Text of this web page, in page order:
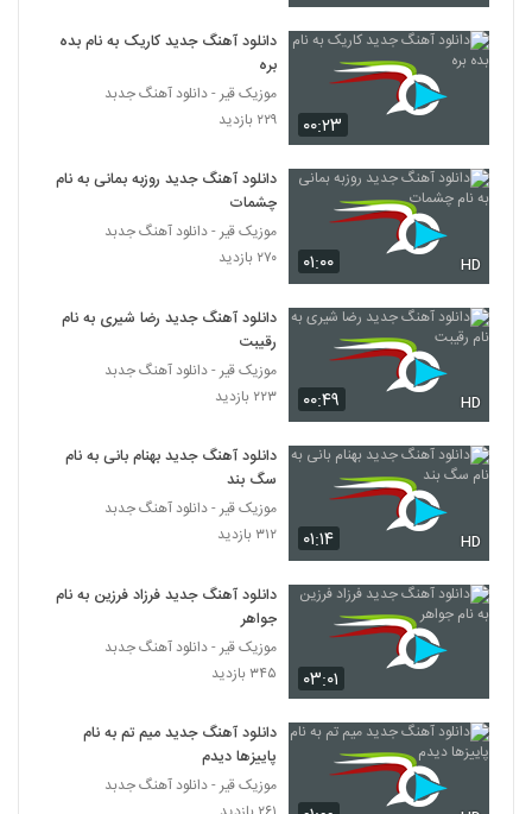
۰۰:۲۳
دانلود آهنگ جدید کاریک به نام بده
بره
موزیک قیر - دانلود آهنگ جدبد
۲۲۹ بازدید
۰۱:۰۰ HD
دانلود آهنگ جدید روزبه بمانی به نام
چشمات
موزیک قیر - دانلود آهنگ جدبد
۲۷۰ بازدید
۰۰:۴۹ HD
دانلود آهنگ جدید رضا شیری به نام
رقیبت
موزیک قیر - دانلود آهنگ جدبد
۲۲۳ بازدید
۰۱:۱۴ HD
دانلود آهنگ جدید بهنام بانی به نام
سگ بند
موزیک قیر - دانلود آهنگ جدبد
۳۱۲ بازدید
۰۳:۰۱
دانلود آهنگ جدید فرزاد فرزین به نام
جواهر
موزیک قیر - دانلود آهنگ جدبد
۳۴۵ بازدید
دانلود آهنگ جدید میم تم به نام
پاییزها دیدم
موزیک قیر - دانلود آهنگ جدبد